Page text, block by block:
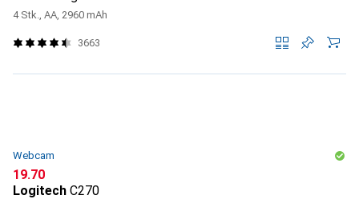
4 Stk., AA, 2960 mAh
3663
Webcam
CHF
19.70
Logitech C270